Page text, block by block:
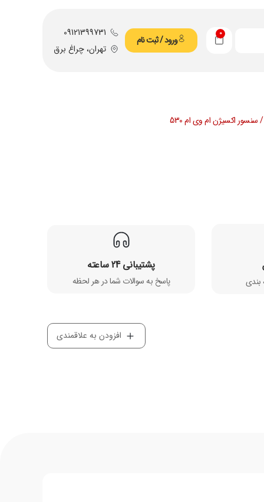
0
ورود / ثبت نام
09121399731
تهران، چراغ برق
سنسور اکسیژن ام وی ام 530
بندی​
پشتیبانی 24 ساعته
پاسخ به سوالات شما در هر لحظه
افزودن به علاقمندی